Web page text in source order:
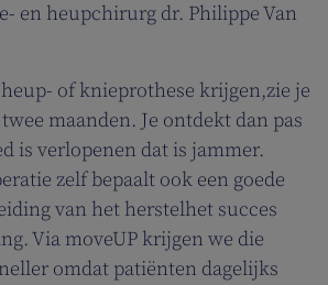
en heupchirurg dr. Philippe Van
heup- of knieprothese krijgen,zie je
maanden. Je ontdekt dan pas
is verlopenen dat is jammer.
zelf bepaalt ook een goede
van het herstelhet succes
Via moveUP krijgen we die
omdat patiënten dagelijks